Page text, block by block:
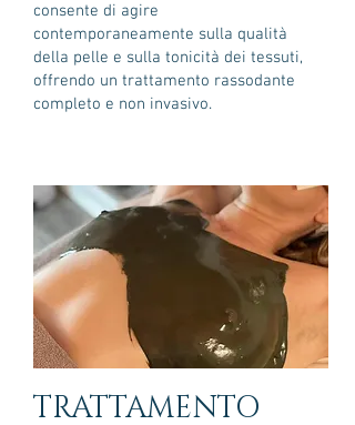
consente di agire
contemporaneamente sulla qualità
della pelle e sulla tonicità dei tessuti,
offrendo un trattamento rassodante
completo e non invasivo.
TRATTAMENTO